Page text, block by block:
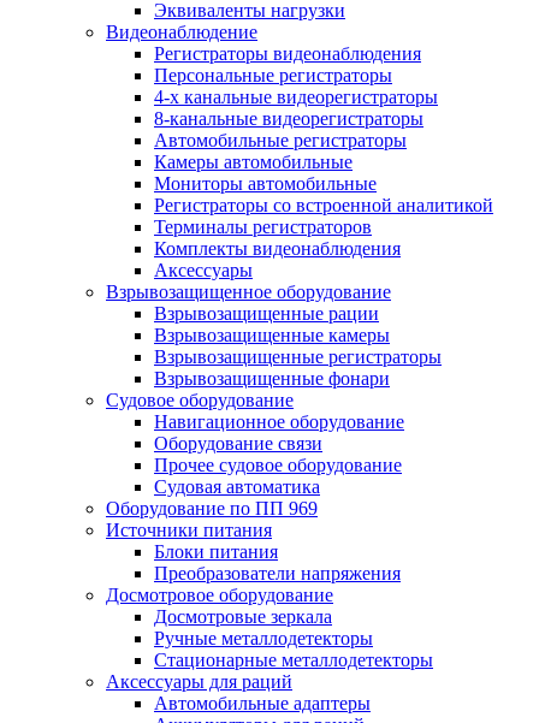
Эквиваленты нагрузки
Видеонаблюдение
Регистраторы видеонаблюдения
Персональные регистраторы
4-х канальные видеорегистраторы
8-канальные видеорегистраторы
Автомобильные регистраторы
Камеры автомобильные
Мониторы автомобильные
Регистраторы со встроенной аналитикой
Терминалы регистраторов
Комплекты видеонаблюдения
Аксессуары
Взрывозащищенное оборудование
Взрывозащищенные рации
Взрывозащищенные камеры
Взрывозащищенные регистраторы
Взрывозащищенные фонари
Судовое оборудование
Навигационное оборудование
Оборудование связи
Прочее судовое оборудование
Судовая автоматика
Оборудование по ПП 969
Источники питания
Блоки питания
Преобразователи напряжения
Досмотровое оборудование
Досмотровые зеркала
Ручные металлодетекторы
Стационарные металлодетекторы
Аксессуары для раций
Автомобильные адаптеры